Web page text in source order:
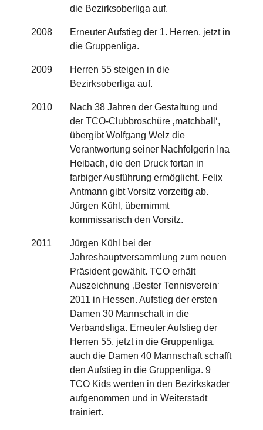
die Bezirksoberliga auf.
2008
Erneuter Aufstieg der 1. Herren, jetzt in
die Gruppenliga.
2009
Herren 55 steigen in die
Bezirksoberliga auf.
2010
Nach 38 Jahren der Gestaltung und
der TCO-Clubbroschüre ‚matchball‘,
übergibt Wolfgang Welz die
Verantwortung seiner Nachfolgerin Ina
Heibach, die den Druck fortan in
farbiger Ausführung ermöglicht. Felix
Antmann gibt Vorsitz vorzeitig ab.
Jürgen Kühl, übernimmt
kommissarisch den Vorsitz.
2011
Jürgen Kühl bei der
Jahreshauptversammlung zum neuen
Präsident gewählt. TCO erhält
Auszeichnung ‚Bester Tennisverein‘
2011 in Hessen. Aufstieg der ersten
Damen 30 Mannschaft in die
Verbandsliga. Erneuter Aufstieg der
Herren 55, jetzt in die Gruppenliga,
auch die Damen 40 Mannschaft schafft
den Aufstieg in die Gruppenliga. 9
TCO Kids werden in den Bezirkskader
aufgenommen und in Weiterstadt
trainiert.